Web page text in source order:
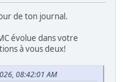
de ton journal.
évolue dans votre
à vous deux!
08:42:01 AM